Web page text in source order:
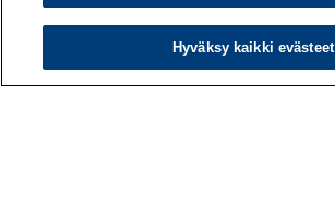
Hyväksy kaikki evästeet